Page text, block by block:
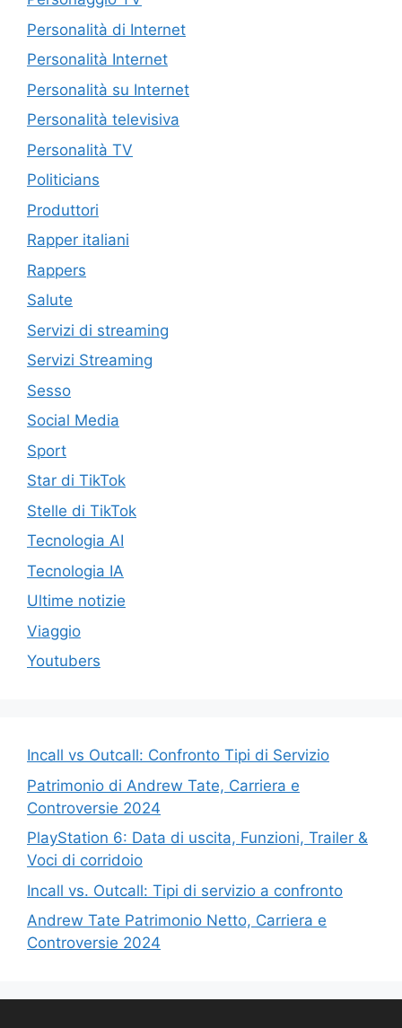
Personalità di Internet
Personalità Internet
Personalità su Internet
Personalità televisiva
Personalità TV
Politicians
Produttori
Rapper italiani
Rappers
Salute
Servizi di streaming
Servizi Streaming
Sesso
Social Media
Sport
Star di TikTok
Stelle di TikTok
Tecnologia AI
Tecnologia IA
Ultime notizie
Viaggio
Youtubers
Incall vs Outcall: Confronto Tipi di Servizio
Patrimonio di Andrew Tate, Carriera e
Controversie 2024
PlayStation 6: Data di uscita, Funzioni, Trailer &
Voci di corridoio
Incall vs. Outcall: Tipi di servizio a confronto
Andrew Tate Patrimonio Netto, Carriera e
Controversie 2024